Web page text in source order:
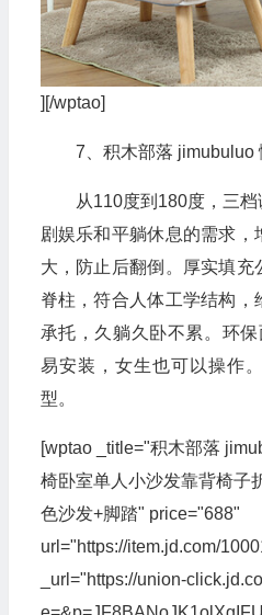
][/wptao]
7、积木部落 jimubuluo
从110度到180度，三
剧娱乐和平躺休息的需求，
大，防止后翻倒。厚实填
脊柱，符合人体工学结构
承托，久躺久卧不累。环
易安装，女生也可以操作
型。
[wptao _title="积木部落
椅卧室单人小沙发靠背椅子
色沙发+脚踏" price="688"
url="https://item.jd.com/
_url="https://union-